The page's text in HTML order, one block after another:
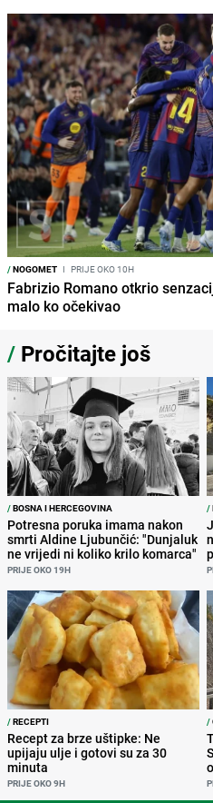
/NOGOMET I PRIJE OKO 10H
Fabrizio Romano otkrio
malo ko očekivao
/ Pročitajte još
/BOSNA I HERCEGOVINA
Potresna poruka imama nakon
smrti Aldine Ljubunčić: "Dunjaluk
ne vrijedi ni koliko krilo komarca"
PRIJE OKO 19H
/
/RECEPTI
Recept za brze uštipke: Ne
upijaju ulje i gotovi su za 30
minuta
PRIJE OKO 9H
/